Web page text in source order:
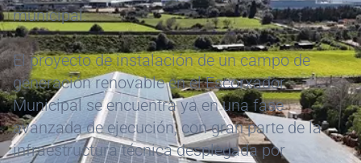
municipal.
El proyecto de instalación de un campo de
generación renovable en el Escorxador
Municipal se encuentra ya en una fase
avanzada de ejecución, con gran parte de la
infraestructura técnica desplegada por